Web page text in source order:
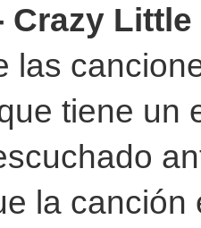
Crazy
las
tiene un
la canción